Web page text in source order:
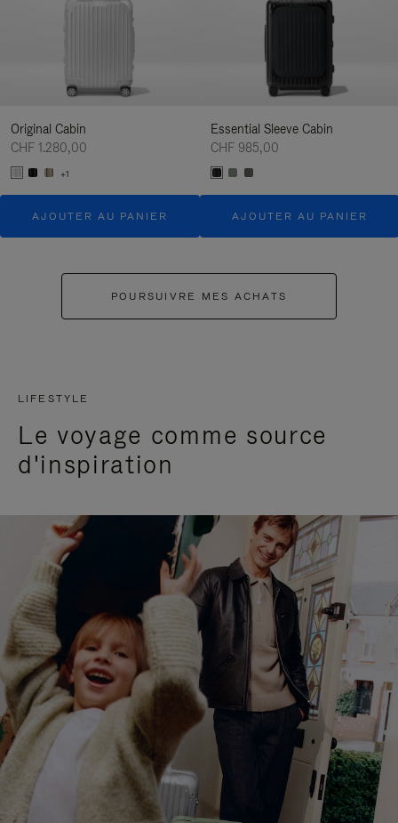
Original Cabin
CHF 1.280,00
+1
AJOUTER AU PANIER
Essential Sleeve Cabin
CHF 985,00
AJOUTER AU PANIER
POURSUIVRE MES ACHATS
LIFESTYLE
Le voyage comme source
d'inspiration